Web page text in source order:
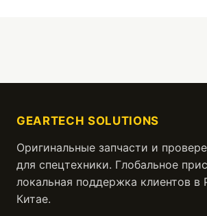
GEARTECH SOLUTIONS
Оригинальные запчасти и
для спецтехники. Глобальное
локальная поддержка клиентов в
Китае.